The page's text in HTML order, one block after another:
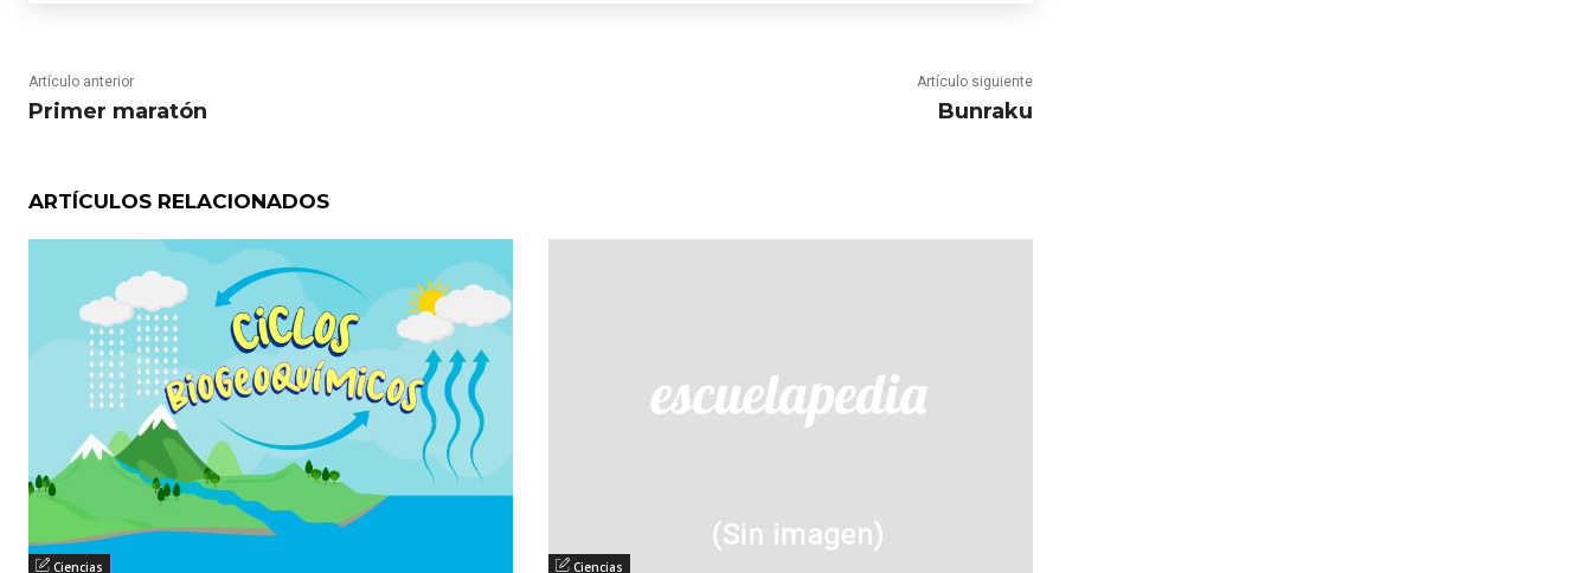
Artículo anterior
Primer maratón
Artículo siguiente
Bunraku
ARTÍCULOS RELACIONADOS
Ciencias Ciencias